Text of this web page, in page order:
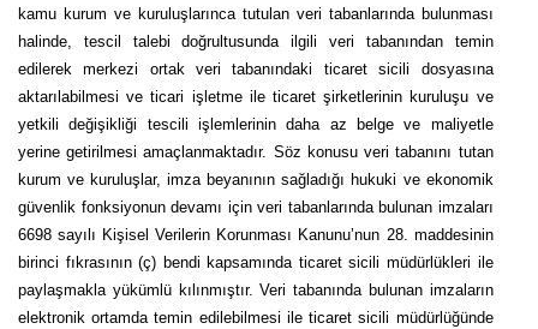
kamu kurum ve kuruluşlarınca tutulan veri tabanlarında bulunması
halinde, tescil talebi doğrultusunda ilgili veri tabanından temin
edilerek merkezi ortak veri tabanındaki ticaret sicili dosyasına
aktarılabilmesi ve ticari işletme ile ticaret şirketlerinin kuruluşu ve
yetkili değişikliği tescili işlemlerinin daha az belge ve maliyetle
yerine getirilmesi amaçlanmaktadır. Söz konusu veri tabanını tutan
kurum ve kuruluşlar, imza beyanının sağladığı hukuki ve ekonomik
güvenlik fonksiyonun devamı için veri tabanlarında bulunan imzaları
6698 sayılı Kişisel Verilerin Korunması Kanunu’nun 28. maddesinin
birinci fıkrasının (ç) bendi kapsamında ticaret sicili müdürlükleri ile
paylaşmakla yükümlü kılınmıştır. Veri tabanında bulunan imzaların
elektronik ortamda temin edilebilmesi ile ticaret sicili müdürlüğünde